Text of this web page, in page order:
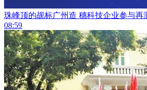
珠峰顶的觇标广州造 穗科技企业参与再
08:59